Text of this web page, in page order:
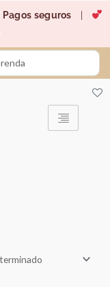
Pagos seguros